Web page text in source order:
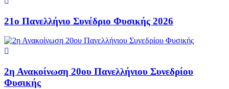
21ο Πανελλήνιο Συνέδριο Φυσικής 2026
2η Ανακοίνωση 20ου Πανελλήνιου Συνεδρίου
Φυσικής